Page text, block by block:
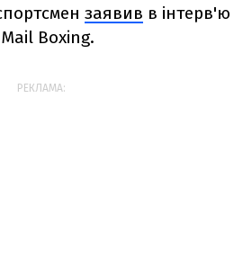
заявив в інтерв'ю
Boxing.
РЕКЛАМА: